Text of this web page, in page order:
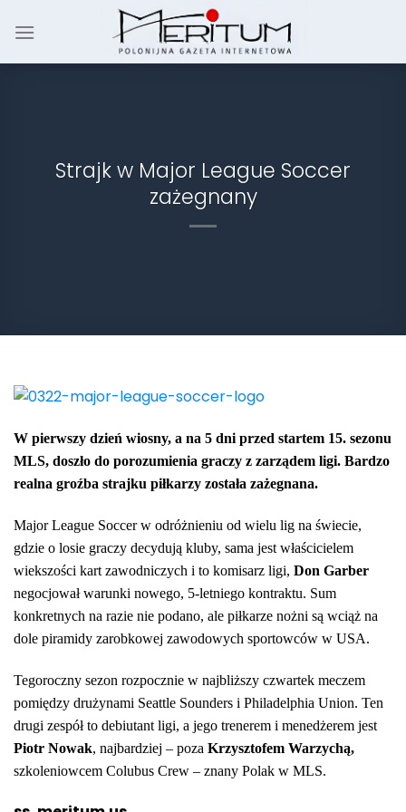
Strajk w Major League Soccer
zażegnany
W pierwszy dzień wiosny, a na 5 dni przed startem 15. sezonu
MLS, doszło do porozumienia graczy z zarządem ligi. Bardzo
realna groźba strajku piłkarzy została zażegnana.
Major League Soccer w odróżnieniu od wielu lig na świecie,
gdzie o losie graczy decydują kluby, sama jest właścicielem
wiekszości kart zawodniczych i to komisarz ligi, Don Garber
negocjował warunki nowego, 5-letniego kontraktu. Sum
konkretnych na razie nie podano, ale piłkarze nożni są wciąż na
dole piramidy zarobkowej zawodowych sportowców w USA.
Tegoroczny sezon rozpocznie w najbliższy czwartek meczem
pomiędzy drużynami Seattle Sounders i Philadelphia Union. Ten
drugi zespół to debiutant ligi, a jego trenerem i menedżerem jest
Piotr Nowak, najbardziej – poza Krzysztofem Warzychą,
szkoleniowcem Colubus Crew – znany Polak w MLS.